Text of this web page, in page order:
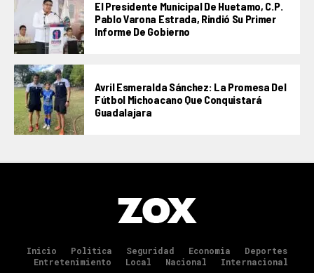
El Presidente Municipal De Huetamo, C.P.
Pablo Varona Estrada, Rindió Su Primer
Informe De Gobierno
Avril Esmeralda Sánchez: La Promesa Del
Fútbol Michoacano Que Conquistará
Guadalajara
Inicio Politica Seguridad Economia
Deportes
Entretenimiento
Local Nacional Internacional